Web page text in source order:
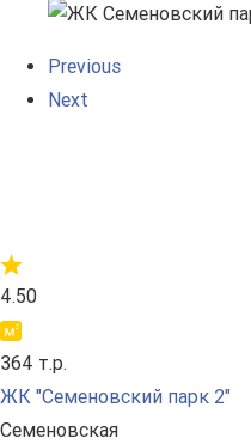
Previous
Next
4.50
364 т.р.
ЖК "Семеновский парк 2"
Семеновская